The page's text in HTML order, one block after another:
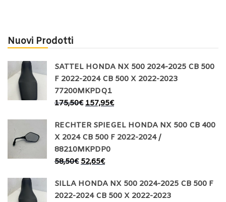
Nuovi Prodotti
SATTEL HONDA NX 500 2024-2025 CB 500
F 2022-2024 CB 500 X 2022-2023
77200MKPDQ1
175,50€ 157,95€
RECHTER SPIEGEL HONDA NX 500 CB 400
X 2024 CB 500 F 2022-2024 /
88210MKPDP0
58,50€ 52,65€
SILLA HONDA NX 500 2024-2025 CB 500 F
2022-2024 CB 500 X 2022-2023